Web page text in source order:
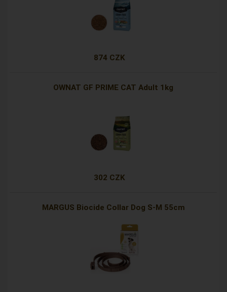
874 CZK
OWNAT GF PRIME CAT Adult 1kg
302 CZK
MARGUS Biocide Collar Dog S-M 55cm